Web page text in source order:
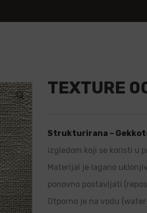
🔍
TEXTURE
Strukturirana –
izgledom koji se koristi u
Materijal je lagano
ponovno postavljati
Otporno je na vodu